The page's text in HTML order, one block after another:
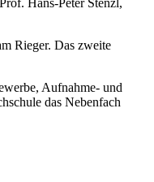
Hans-Peter Stenzl,
Rieger. Das zweite
Aufnahme- und
das Nebenfach